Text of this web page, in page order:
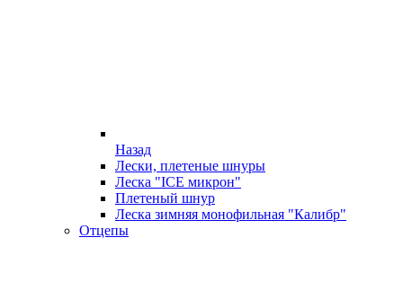
Назад
Лески, плетеные шнуры
Леска "ICE микрон"
Плетеный шнур
Леска зимняя монофильная "Калибр"
Отцепы